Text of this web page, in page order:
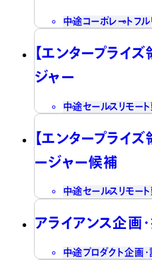
中途コーポレート フ
【エンタープライ
ジャー
中途セールス リモー
【エンタープライ
ージャー候補
中途セールス リモー
アライアンス企画
中途プロダクト企画